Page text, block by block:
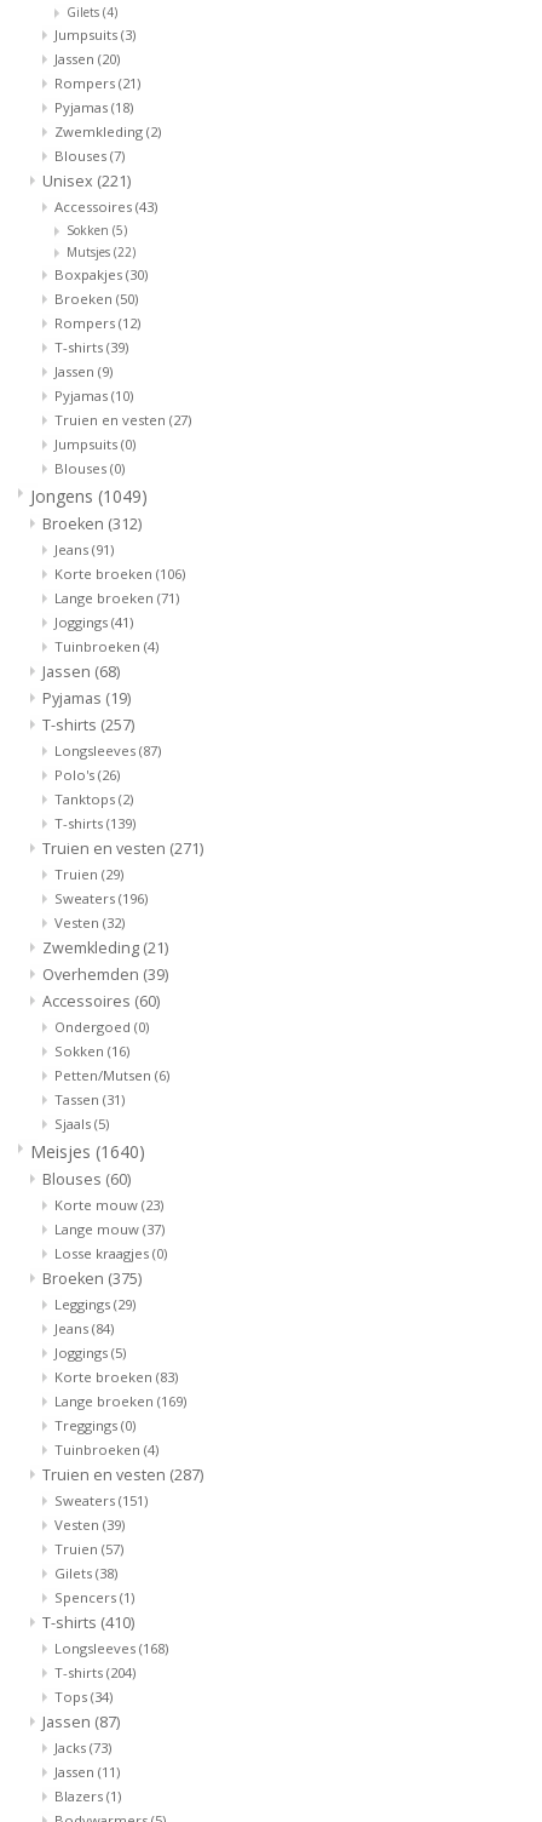
Gilets (4)
Jumpsuits (3)
Jassen (20)
Rompers (21)
Pyjamas (18)
Zwemkleding (2)
Blouses (7)
Unisex (221)
Accessoires (43)
Sokken (5)
Mutsjes (22)
Boxpakjes (30)
Broeken (50)
Rompers (12)
T-shirts (39)
Jassen (9)
Pyjamas (10)
Truien en vesten (27)
Jumpsuits (0)
Blouses (0)
Jongens (1049)
Broeken (312)
Jeans (91)
Korte broeken (106)
Lange broeken (71)
Joggings (41)
Tuinbroeken (4)
Jassen (68)
Pyjamas (19)
T-shirts (257)
Longsleeves (87)
Polo's (26)
Tanktops (2)
T-shirts (139)
Truien en vesten (271)
Truien (29)
Sweaters (196)
Vesten (32)
Zwemkleding (21)
Overhemden (39)
Accessoires (60)
Ondergoed (0)
Sokken (16)
Petten/Mutsen (6)
Tassen (31)
Sjaals (5)
Meisjes (1640)
Blouses (60)
Korte mouw (23)
Lange mouw (37)
Losse kraagjes (0)
Broeken (375)
Leggings (29)
Jeans (84)
Joggings (5)
Korte broeken (83)
Lange broeken (169)
Treggings (0)
Tuinbroeken (4)
Truien en vesten (287)
Sweaters (151)
Vesten (39)
Truien (57)
Gilets (38)
Spencers (1)
T-shirts (410)
Longsleeves (168)
T-shirts (204)
Tops (34)
Jassen (87)
Jacks (73)
Jassen (11)
Blazers (1)